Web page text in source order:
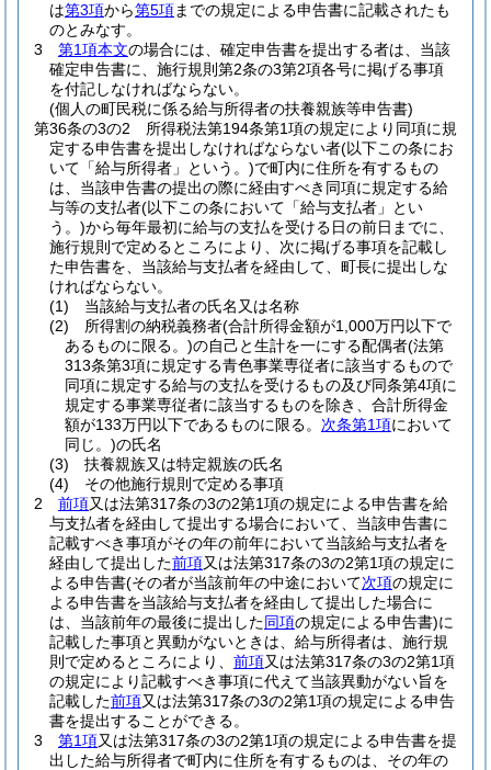
は第3項から第5項までの規定による申告書に記載されたも
のとみなす。
3
第1項本文の場合には、確定申告書を提出する者は、当該
確定申告書に、施行規則第2条の3第2項各号に掲げる事項
を付記しなければならない。
(個人の町民税に係る給与所得者の扶養親族等申告書)
第36条の3の2
所得税法第194条第1項の規定により同項に規
定する申告書を提出しなければならない者(以下この条にお
いて「給与所得者」という。)で町内に住所を有するもの
は、当該申告書の提出の際に経由すべき同項に規定する給
与等の支払者(以下この条において「給与支払者」とい
う。)から毎年最初に給与の支払を受ける日の前日までに、
施行規則で定めるところにより、次に掲げる事項を記載し
た申告書を、当該給与支払者を経由して、町長に提出しな
ければならない。
(1)
当該給与支払者の氏名又は名称
(2)
所得割の納税義務者(合計所得金額が1,000万円以下で
あるものに限る。)の自己と生計を一にする配偶者(法第
313条第3項に規定する青色事業専従者に該当するもので
同項に規定する給与の支払を受けるもの及び同条第4項に
規定する事業専従者に該当するものを除き、合計所得金
額が133万円以下であるものに限る。 次条第1項において
同じ。)の氏名
(3)
扶養親族又は特定親族の氏名
(4)
その他施行規則で定める事項
2
前項又は法第317条の3の2第1項の規定による申告書を給
与支払者を経由して提出する場合において、当該申告書に
記載すべき事項がその年の前年において当該給与支払者を
経由して提出した前項又は法第317条の3の2第1項の規定に
よる申告書(その者が当該前年の中途において次項の規定に
よる申告書を当該給与支払者を経由して提出した場合に
は、当該前年の最後に提出した同項の規定による申告書)に
記載した事項と異動がないときは、給与所得者は、施行規
則で定めるところにより、 前項又は法第317条の3の2第1項
の規定により記載すべき事項に代えて当該異動がない旨を
記載した前項又は法第317条の3の2第1項の規定による申告
書を提出することができる。
3
第1項又は法第317条の3の2第1項の規定による申告書を提
出した給与所得者で町内に住所を有するものは、その年の